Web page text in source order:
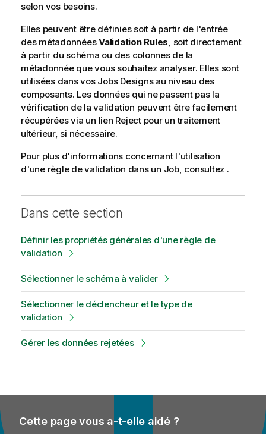
selon vos besoins.
Elles peuvent être définies soit à partir de l'entrée
des métadonnéesValidation Rules, soit directement
à partir du schéma ou des colonnes de la
métadonnée que vous souhaitez analyser. Elles sont
utilisées dans vos Jobs Designs au niveau des
composants. Les données qui ne passent pas la
vérification de la validation peuvent être facilement
récupérées via un lien Reject pour un traitement
ultérieur, si nécessaire.
Pour plus d'informations concernant l'utilisation
d'une règle de validation dans un Job, consultez .
Dans cette section
Définir les propriétés générales d'une règle de
validation
Sélectionner le schéma à valider
Sélectionner le déclencheur et le type de
validation
Gérer les données rejetées
Cette page vous a-t-elle aidé ?